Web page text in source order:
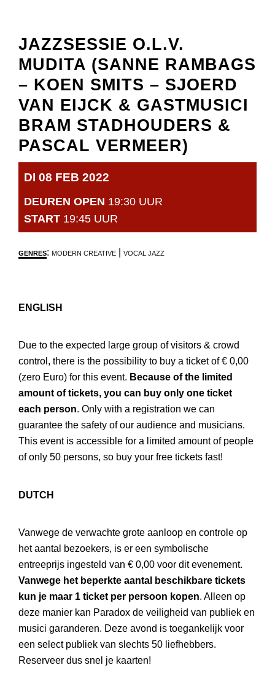
JAZZSESSIE O.L.V.
MUDITA (SANNE RAMBAGS
– KOEN SMITS – SJOERD
VAN EIJCK & GASTMUSICI
BRAM STADHOUDERS &
PASCAL VERMEER)
DI 08 FEB 2022
DEUREN OPEN 19:30 UUR
START 19:45 UUR
GENRES: MODERN CREATIVE VOCAL JAZZ
ENGLISH
Due to the expected large group of visitors & crowd
control, there is the possibility to buy a ticket of € 0,00
(zero Euro) for this event. Because of the limited
amount of tickets, you can buy only one ticket
each person. Only with a registration we can
guarantee the safety of our audience and musicians.
This event is accessible for a limited amount of people
of only 50 persons, so buy your free tickets fast!
DUTCH
Vanwege de verwachte grote aanloop en controle op
het aantal bezoekers, is er een symbolische
entreeprijs ingesteld van € 0,00 voor dit evenement.
Vanwege het beperkte aantal beschikbare tickets
kun je maar 1 ticket per persoon kopen. Alleen op
deze manier kan Paradox de veiligheid van publiek en
musici garanderen. Deze avond is toegankelijk voor
een select publiek van slechts 50 liefhebbers.
Reserveer dus snel je kaarten!